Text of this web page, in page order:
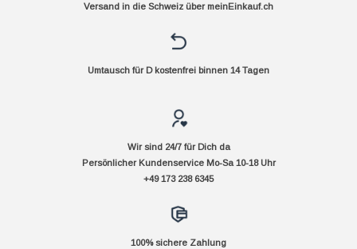
Versand in die Schweiz über meinEinkauf.ch
Umtausch für D kostenfrei binnen 14 Tagen
Wir sind 24/7 für Dich da
Persönlicher Kundenservice Mo-Sa 10-18 Uhr
+49 173 238 6345
100% sichere Zahlung